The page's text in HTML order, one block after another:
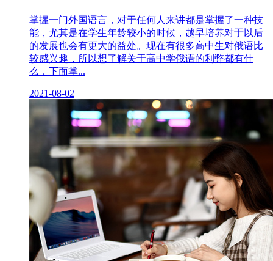
掌握一门外国语言，对于任何人来讲都是掌握了一种技
能，尤其是在学生年龄较小的时候，越早培养对于以后
的发展也会有更大的益处。现在有很多高中生对俄语比
较感兴趣，所以想了解关于高中学俄语的利弊都有什
么，下面掌...
2021-08-02